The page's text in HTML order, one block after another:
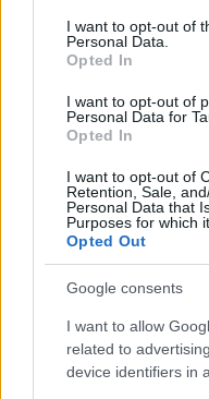
consent section.
I want to opt-out of
Personal Data.
Opted In
I want to opt-out of
Personal Data for
Opted In
I want to opt-out of
Retention, Sale,
Personal Data that
Purposes for which
Opted Out
Google consents
I want to allow
related to
device identifiers in
decydującym
2026-08-06 22:31
na sezon 2026/
To oni powalczą o
awans
KOMENTARZE
Uwaga!
Teraz komentarze